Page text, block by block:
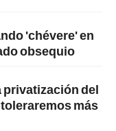
'chévere' en
obsequio
privatización del
más